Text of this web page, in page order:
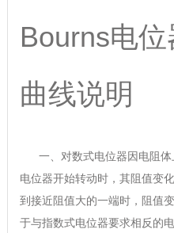
Bourns电
曲线说明
一、对数式电位器因电阻体
电位器开始转动时，其阻值变
到接近阻值大的一端时，阻值
于与指数式电位器要求相反的